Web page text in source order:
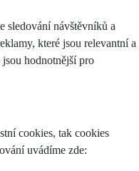
sledování návštěvníků a
které jsou relevantní a
hodnotnější pro
cookies, tak cookies
uvádíme zde: